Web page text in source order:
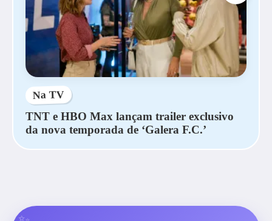
Na TV
TNT e HBO Max lançam trailer exclusivo
da nova temporada de ‘Galera F.C.’